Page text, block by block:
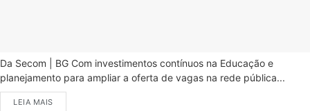
Da Secom | BG Com investimentos contínuos na Educação e
planejamento para ampliar a oferta de vagas na rede pública...
LEIA MAIS